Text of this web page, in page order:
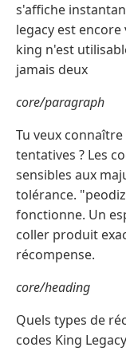
s'affiche
legacy est encore
king n'est
jamais deux
core/paragraph
Tu veux
tentatives ? Les
sensibles aux
tolérance.
fonctionne. Un
coller produit
récompense.
core/heading
Quels types de
codes King